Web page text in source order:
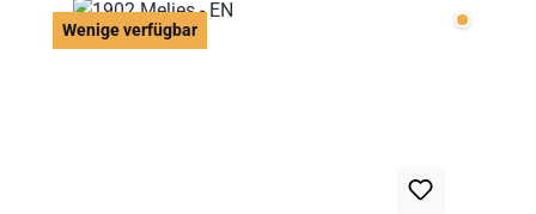
Wenige verfügbar Wenige